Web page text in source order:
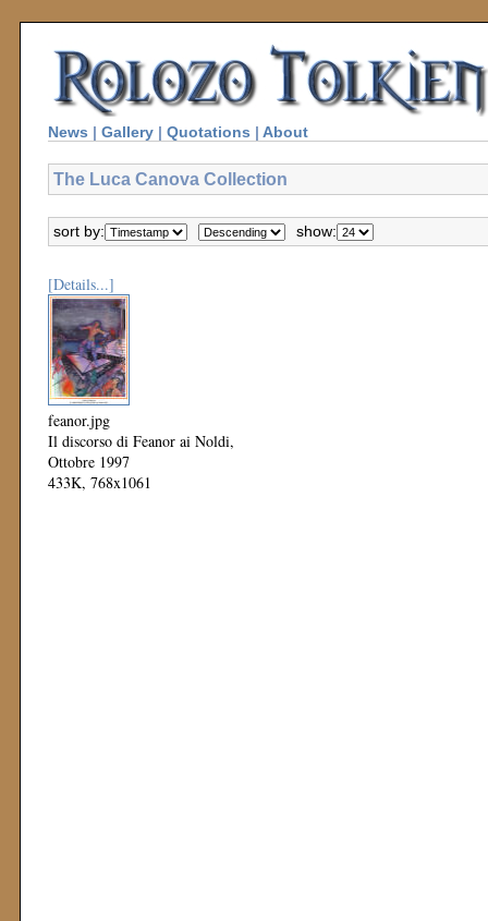
News | Gallery | Quotations | About
The Luca Canova Collection
sort by: show:
[Details...]
feanor.jpg
Il discorso di Feanor ai Noldi,
Ottobre 1997
433K, 768x1061